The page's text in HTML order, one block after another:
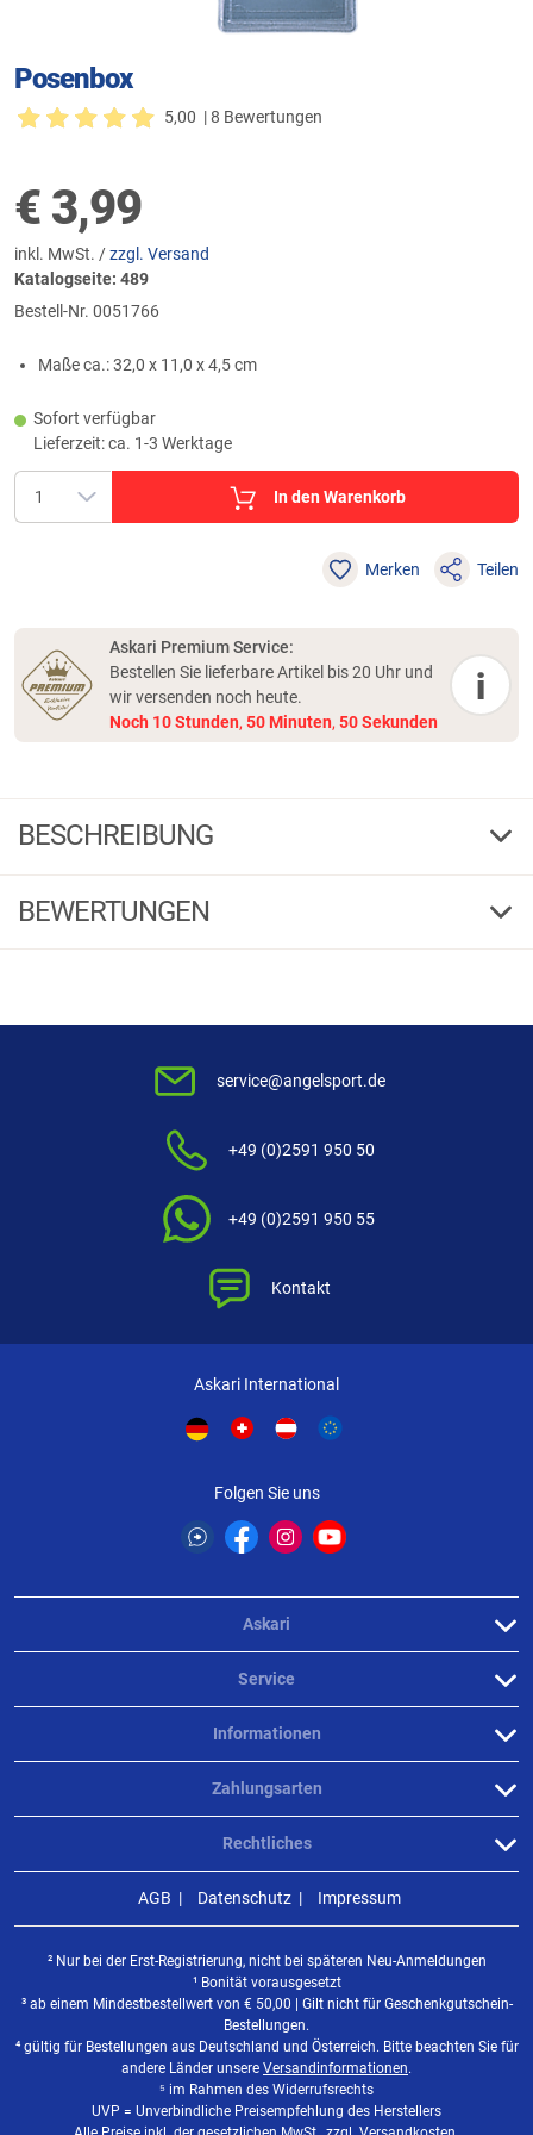
Posenbox
5,00 | 8 Bewertungen
€ 3,99
inkl. MwSt. /zzgl. Versand
Katalogseite: 489
Bestell-Nr. 0051766
Maße ca.: 32,0 x 11,0 x 4,5 cm
Sofort verfügbar
Lieferzeit: ca. 1-3 Werktage
In den Warenkorb
Merken Teilen
Askari Premium Service:
Bestellen Sie lieferbare Artikel bis 20 Uhr und
wir versenden noch heute.
Noch 10Stunden, 50 Minuten, 50Sekunden
i
BESCHREIBUNG
Posenbox, Maße ca.: 32,0 x 11,0 x 4,5 cm.
BEWERTUNGEN
5 Sterne
(8)
FILTER / SORTIERUNG
Verifizierte Bewertung
geschrieben am 16.06.2022 über Trusted Shops
so groß hatte ich es mir nicht vorgestellt aber super
geschrieben am02.07.2021 über Trusted Shops
Weitere Bewertungen ansehen
service@angelsport.de
+49 (0)2591 950 50
+49 (0)2591 950 55
Kontakt
Askari International
Folgen Sie uns
Askari
Service
Informationen
Rechtliches
Zahlungsarten
AGB Datenschutz Impressum
² Nur bei der Erst-Registrierung, nicht bei späteren Neu-Anmeldungen
¹ Bonität vorausgesetzt
³ ab einem Mindestbestellwert von € 50,00 | Gilt nicht für Geschenkgutschein-
Bestellungen.
⁴ gültig für Bestellungen aus Deutschland und Österreich. Bitte beachten Sie für
andere Länder unsere Versandinformationen.
⁵ im Rahmen des Widerrufsrechts
UVP = Unverbindliche Preisempfehlung des Herstellers